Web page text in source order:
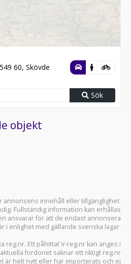
60, Skövde
Sök
objekt
annonsens innehåll eller tillgänglighet.
Fullständig information kan erhållas
ansvarar för att de endast annonsera
i enlighet med gällande svenska lagar.
reg.nr. Ett påhittat V-reg.nr kan anges i
fordonet saknar ett riktigt reg.nr
är helt nytt eller har importerats och ej